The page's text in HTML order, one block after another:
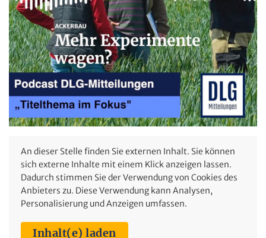
An dieser Stelle finden Sie externen Inhalt. Sie können
sich externe Inhalte mit einem Klick anzeigen lassen.
Dadurch stimmen Sie der Verwendung von Cookies des
Anbieters zu. Diese Verwendung kann Analysen,
Personalisierung und Anzeigen umfassen.
Inhalt(e) laden